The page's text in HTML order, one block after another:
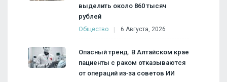
выделить около 860 тысяч
рублей
Общество 6 Августа, 2026
Опасный тренд. В Алтайском крае
пациенты с раком отказываются
от операций из‑за советов ИИ